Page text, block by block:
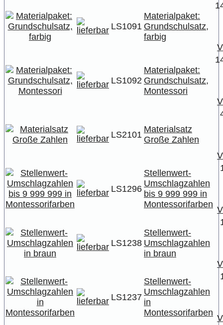
LS1091
Materialpaket:
Grundschulsatz,
farbig
LS1092
Materialpaket:
Grundschulsatz,
Montessori
LS2101
Materialsatz
Große Zahlen
LS1296
Stellenwert-
Umschlagzahlen
bis 9 999 999 in
Montessorifarben
LS1238
Stellenwert-
Umschlagzahlen
in braun
LS1237
Stellenwert-
Umschlagzahlen
in
Montessorifarben